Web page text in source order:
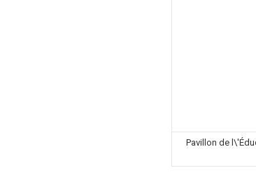
Pavillon de